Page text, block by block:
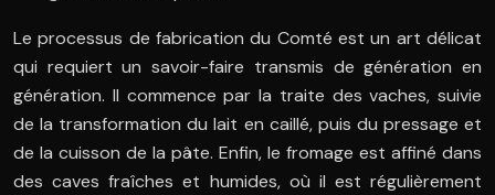
Le processus de fabrication du Comté est un art délicat
qui requiert un savoir-faire transmis de génération en
génération. Il commence par la traite des vaches, suivie
de la transformation du lait en caillé, puis du pressage et
de la cuisson de la pâte. Enfin, le fromage est affiné dans
des caves fraîches et humides, où il est régulièrement